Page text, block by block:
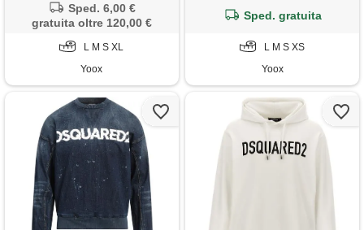
Sped. 6,00 €
gratuita oltre 120,00 €
L M S XL
Yoox
Sped. gratuita
L M S XS
Yoox